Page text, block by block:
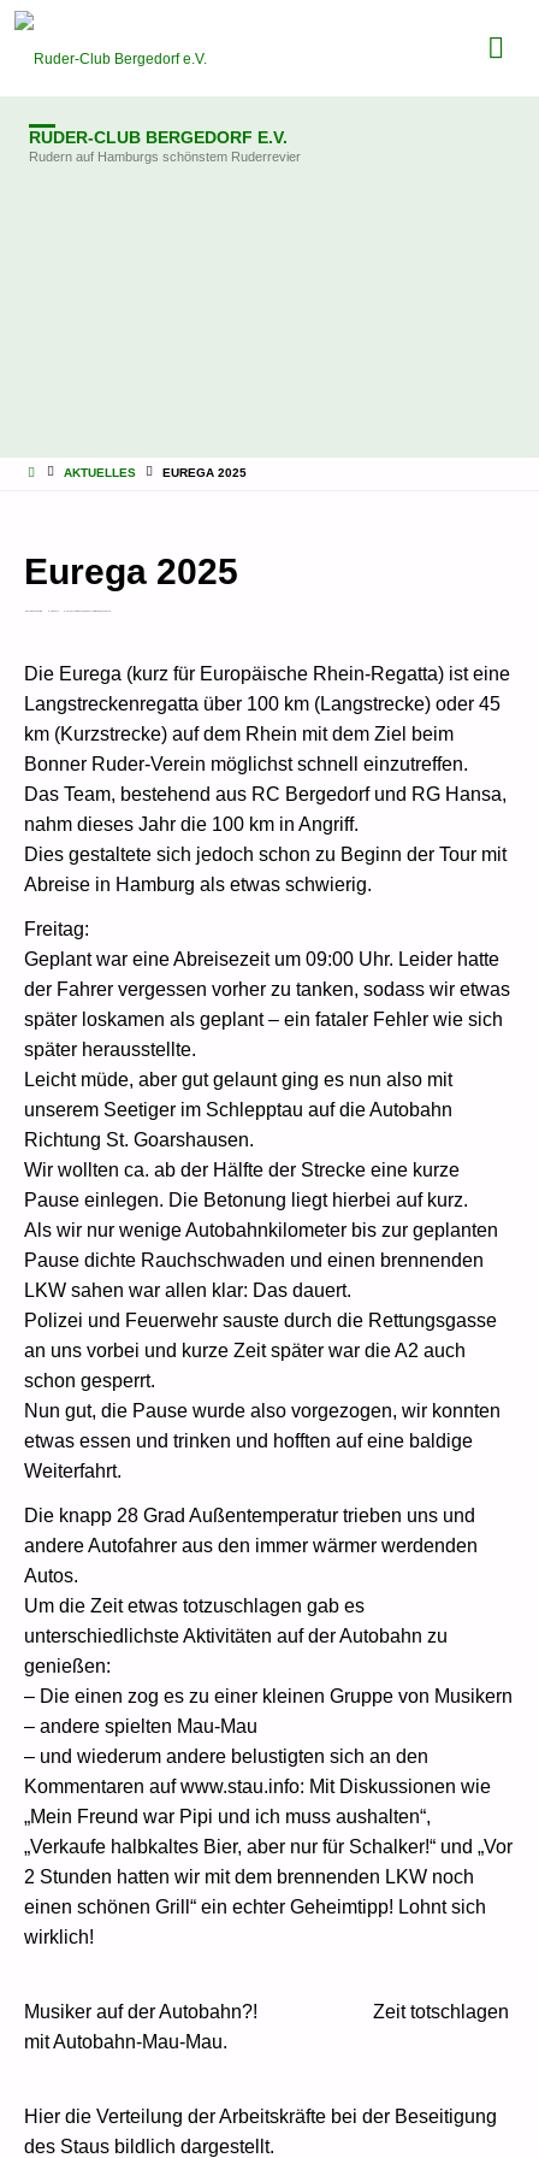
RUDER-CLUB BERGEDORF E.V.
Rudern auf Hamburgs schönstem Ruderrevier
STARTSEITE
AKTUELLES EUREGA 2025
Eurega 2025
Die Eurega (kurz für Europäische Rhein-Regatta) ist eine
Langstreckenregatta über 100 km (Langstrecke) oder 45
km (Kurzstrecke) auf dem Rhein mit dem Ziel beim
Bonner Ruder-Verein möglichst schnell einzutreffen.
Das Team, bestehend aus RC Bergedorf und RG Hansa,
nahm dieses Jahr die 100 km in Angriff.
Dies gestaltete sich jedoch schon zu Beginn der Tour mit
Abreise in Hamburg als etwas schwierig.
Freitag:
Geplant war eine Abreisezeit um 09:00 Uhr. Leider hatte
der Fahrer vergessen vorher zu tanken, sodass wir etwas
später loskamen als geplant – ein fataler Fehler wie sich
später herausstellte.
Leicht müde, aber gut gelaunt ging es nun also mit
unserem Seetiger im Schlepptau auf die Autobahn
Richtung St. Goarshausen.
Wir wollten ca. ab der Hälfte der Strecke eine kurze
Pause einlegen. Die Betonung liegt hierbei auf kurz.
Als wir nur wenige Autobahnkilometer bis zur geplanten
Pause dichte Rauchschwaden und einen brennenden
LKW sahen war allen klar: Das dauert.
Polizei und Feuerwehr sauste durch die Rettungsgasse
an uns vorbei und kurze Zeit später war die A2 auch
schon gesperrt.
Nun gut, die Pause wurde also vorgezogen, wir konnten
etwas essen und trinken und hofften auf eine baldige
Weiterfahrt.
Die knapp 28 Grad Außentemperatur trieben uns und
andere Autofahrer aus den immer wärmer werdenden
Autos.
Um die Zeit etwas totzuschlagen gab es
unterschiedlichste Aktivitäten auf der Autobahn zu
genießen:
– Die einen zog es zu einer kleinen Gruppe von Musikern
– andere spielten Mau-Mau
– und wiederum andere belustigten sich an den
Kommentaren auf www.stau.info: Mit Diskussionen wie
„Mein Freund war Pipi und ich muss aushalten“,
„Verkaufe halbkaltes Bier, aber nur für Schalker!“ und „Vor
2 Stunden hatten wir mit dem brennenden LKW noch
einen schönen Grill“ ein echter Geheimtipp! Lohnt sich
wirklich!
Musiker auf der Autobahn?! Zeit totschlagen
mit Autobahn-Mau-Mau.
Hier die Verteilung der Arbeitskräfte bei der Beseitigung
des Staus bildlich dargestellt.